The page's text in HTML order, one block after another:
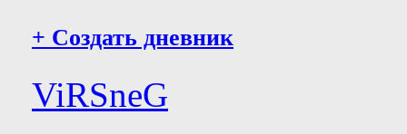
+ Создать дневник
ViRSneG